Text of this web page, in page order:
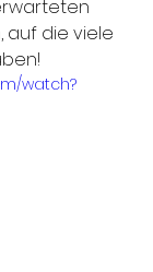
auf die viele
watch?